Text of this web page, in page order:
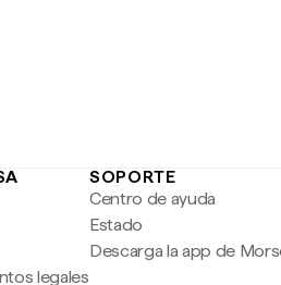
legales
SOPORTE
Centro de ayuda
Estado
Descarga la app de